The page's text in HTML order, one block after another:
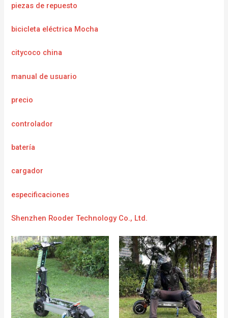
piezas de repuesto
bicicleta eléctrica Mocha
citycoco china
manual de usuario
precio
controlador
batería
cargador
especificaciones
Shenzhen Rooder Technology Co., Ltd.